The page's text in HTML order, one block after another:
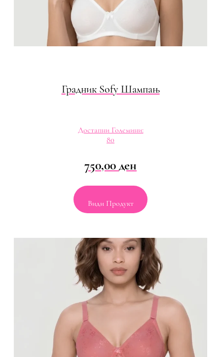
Градник Sofy Шампањ
Достапни Големини:
80
750,00ден
Види Продукт